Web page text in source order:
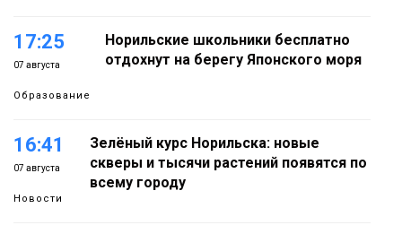
17:25
07 августа
Образование
Норильские школьники бесплатно
отдохнут на берегу Японского моря
16:41
07 августа
Новости
Зелёный курс Норильска: новые
скверы и тысячи растений появятся по
всему городу